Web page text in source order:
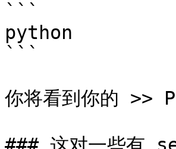
```
python
```
你将看到你的 >>